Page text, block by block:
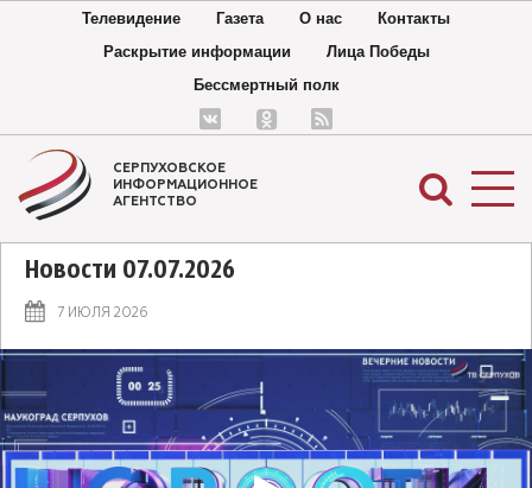
Телевидение Газета О нас
Контакты
Раскрытие информации
Лица Победы
Бессмертный полк
СЕРПУХОВСКОЕ
ИНФОРМАЦИОННОЕ
АГЕНТСТВО
Новости 07.07.2026
7 ИЮЛЯ 2026